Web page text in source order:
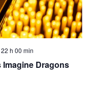
22 h 00 min
Dragons